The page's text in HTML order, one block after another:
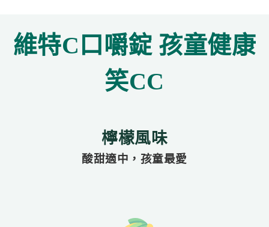
維特C口嚼錠 孩童健康
笑CC
檸檬風味
酸甜適中，孩童最愛